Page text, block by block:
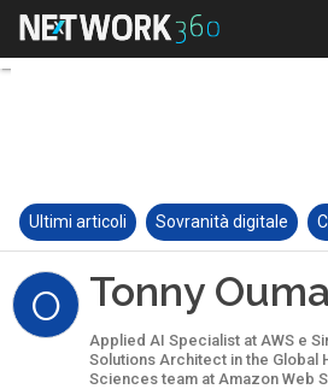
Ultimi articoli Sovranità digitale
O Tonny Ouma
Applied AI Specialist at AWS e
Solutions Architect in the Global
Sciences team at Amazon Web